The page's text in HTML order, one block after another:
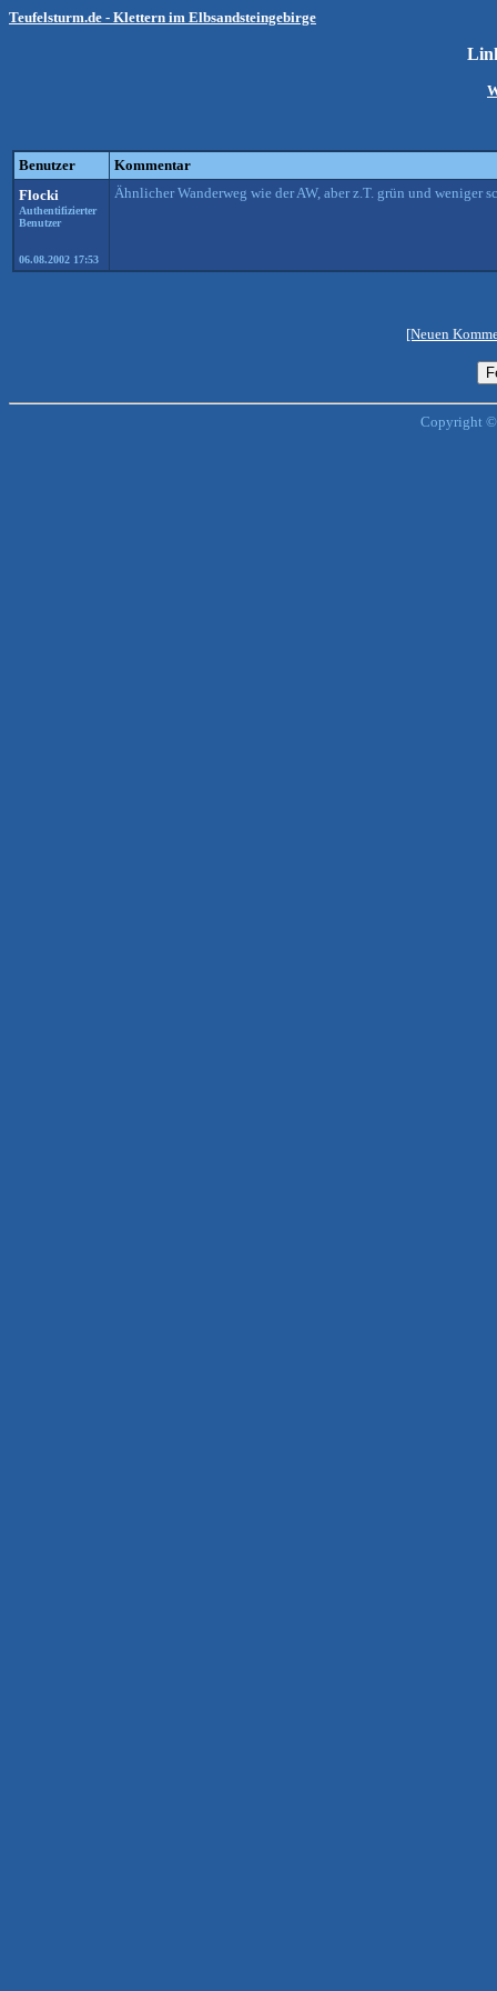
Teufelsturm.de - Klettern im Elbsandsteingebirge
Benutzer
Kommentar
Flocki
Authentifizierter
Benutzer
06.08.2002 17:53
Ähnlicher Wanderweg wie der AW, aber z.T. grün und weniger
[Neuen
Copyright ©